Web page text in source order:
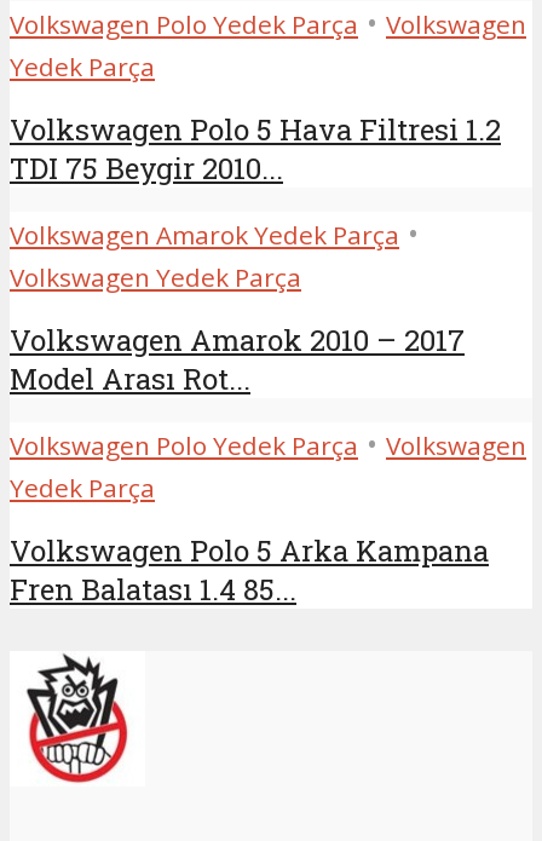
Volkswagen Polo Yedek Parça • Volkswagen
Yedek Parça
Volkswagen Polo 5 Hava Filtresi 1.2
TDI 75 Beygir 2010...
Volkswagen Amarok Yedek Parça •
Volkswagen Yedek Parça
Volkswagen Amarok 2010 – 2017
Model Arası Rot...
Volkswagen Polo Yedek Parça • Volkswagen
Yedek Parça
Volkswagen Polo 5 Arka Kampana
Fren Balatası 1.4 85...